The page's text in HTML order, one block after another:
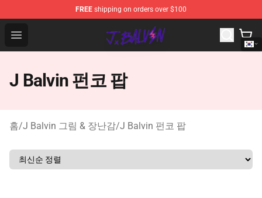
FREE shipping on orders over $100
Open menu
J Balvin Store - Official J Balvin Merchandise Shop
J Balvin 펀코 팝
홈/J Balvin 그림 & 장난감/J Balvin 펀코 팝